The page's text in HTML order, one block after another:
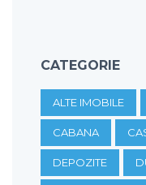
CATEGORIE
ALTE IMOBILE
CABANA
DEPOZITE